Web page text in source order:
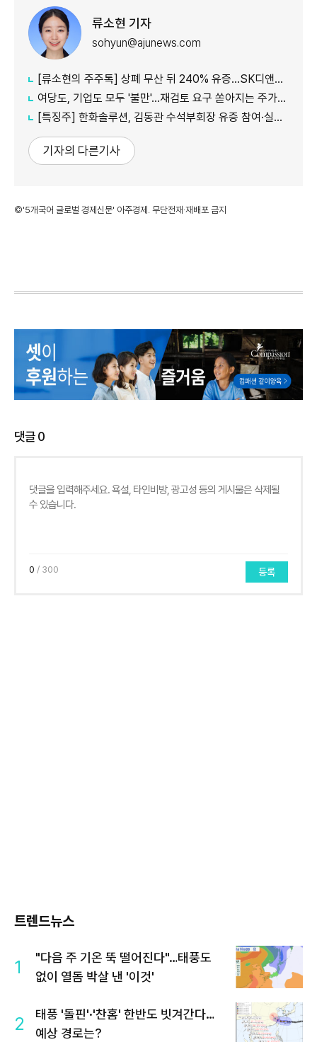
류소현 기자
sohyun@ajunews.com
[류소현의 주주톡] 상폐 무산 뒤 240% 유증…SK디앤디는 주주를 설득했나?
여당도, 기업도 모두 '불만'...재검토 요구 쏟아지는 주가누르기 방지 세제개편안
[특징주] 한화솔루션, 김동관 수석부회장 유증 참여·실적 개선 기대에 16% 강세
기자의 다른기사
©'5개국어 글로벌 경제신문' 아주경제. 무단전재·재배포 금지
댓글0
0 / 300 등록
트렌드뉴스
1
"다음 주 기온 뚝 떨어진다"…태풍도
없이 열돔 박살 낸 '이것'
2
태풍 '돌핀'·'찬홈' 한반도 빗겨간다…
예상 경로는?